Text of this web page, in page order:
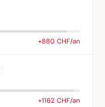
+880 CHF/an
+1162 CHF/an